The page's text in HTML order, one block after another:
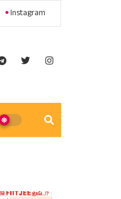
Instagram
అన్ని వార్తలు